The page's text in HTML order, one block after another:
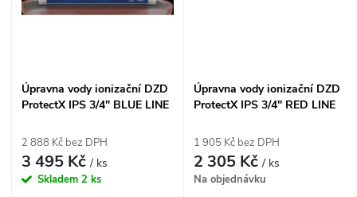
Úpravna vody ionizační DZD
ProtectX IPS 3/4" BLUE LINE
100671004
2 888 Kč bez DPH
3 495 Kč/ ks
Skladem 2 ks
Úpravna vody ionizační DZD
ProtectX IPS 3/4" RED LINE
100671001
1 905 Kč bez DPH
2 305 Kč/ ks
Na objednávku